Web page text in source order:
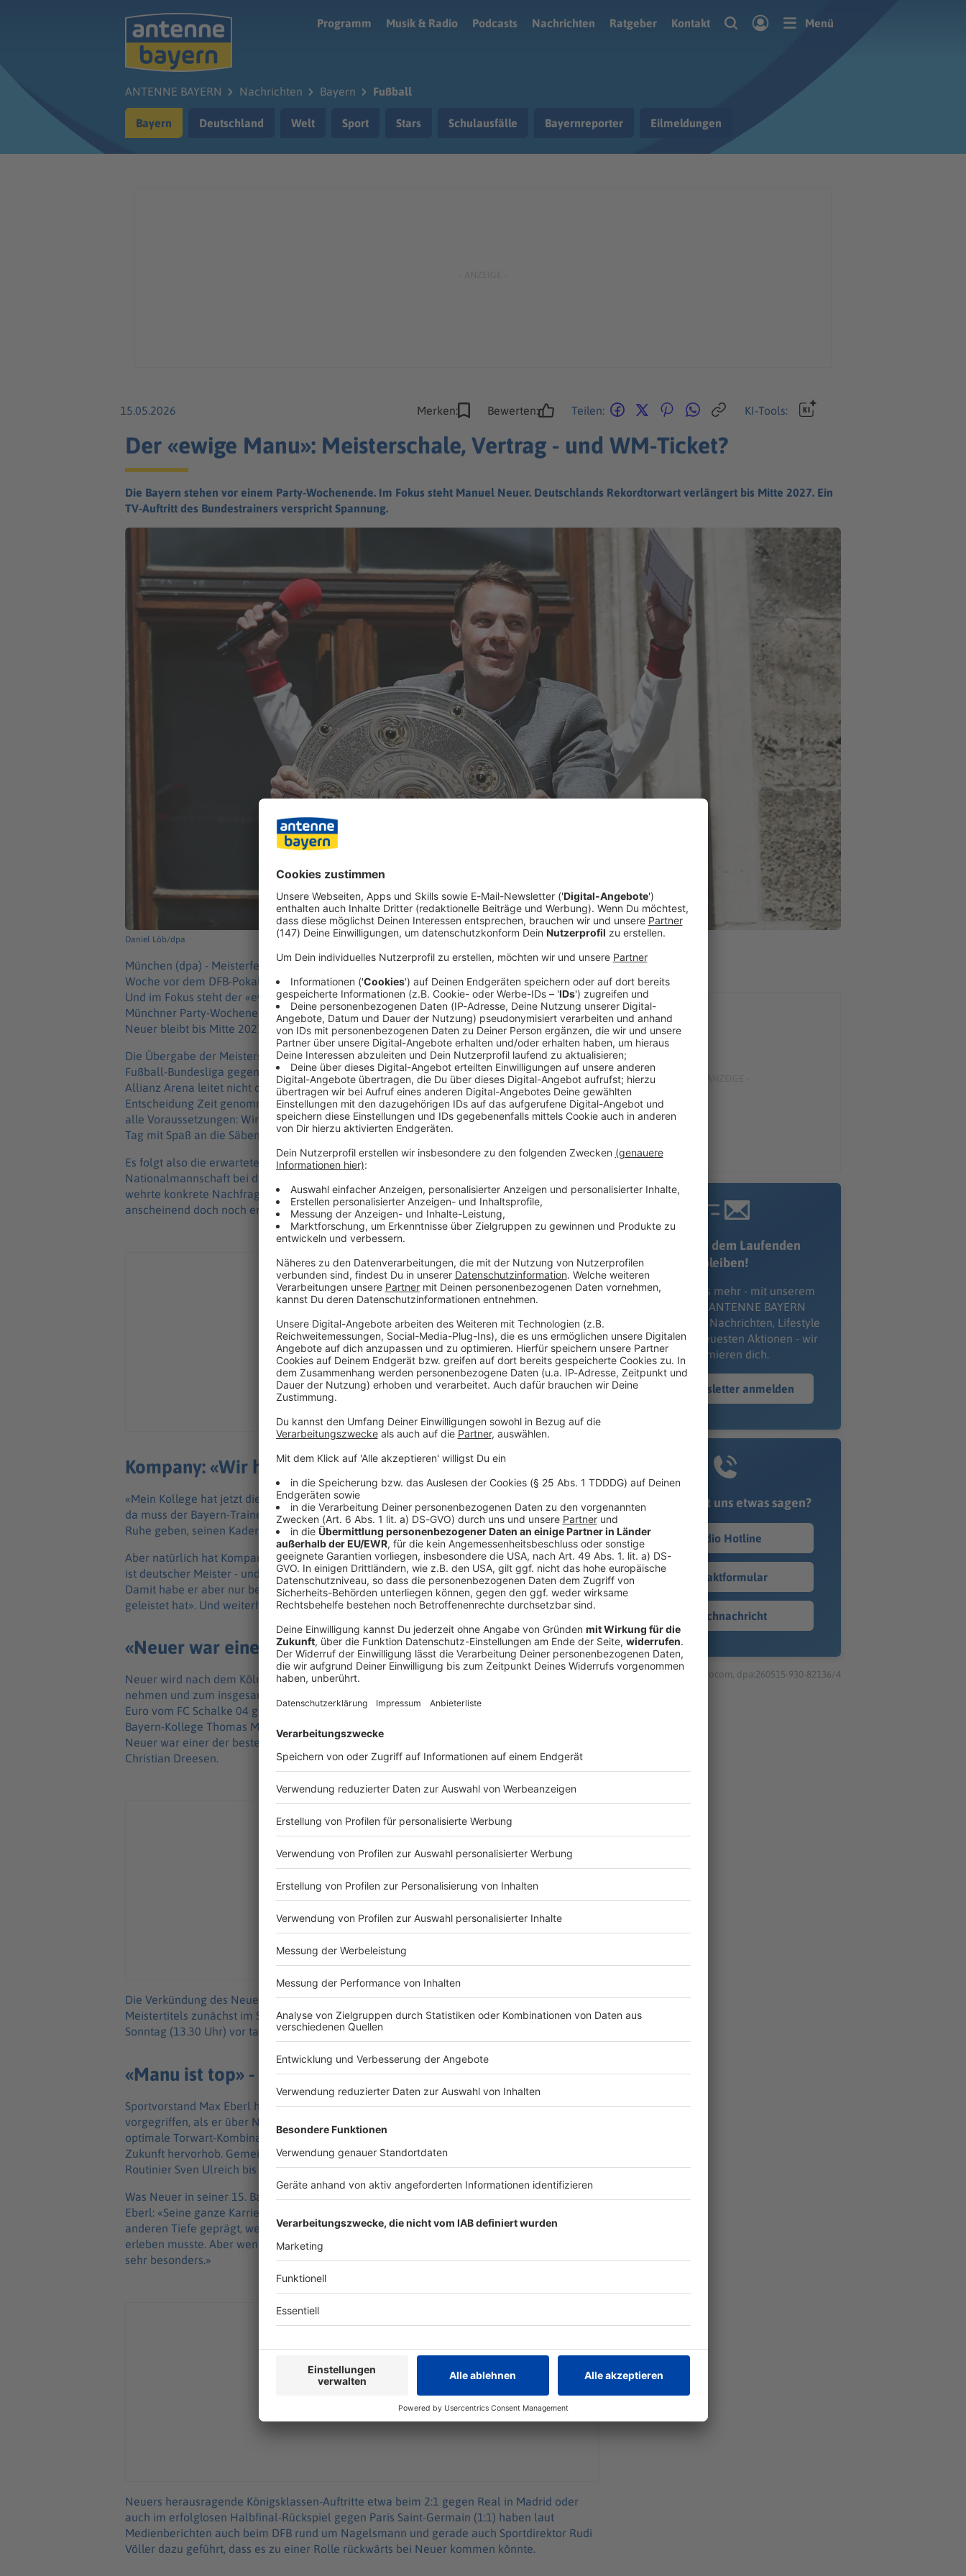
Programm
Musik & Radio Podcasts Nachrichten Ratgeber Kontakt Menü
ANTENNE BAYERN Nachrichten Bayern Fußball
Bayern Deutschland Welt Sport Stars Schulausfälle Bayernreporter Eilmeldungen
15.05.2026 Merken: Bewerten: Teilen: KI-Tools:
Der «ewige Manu»: Meisterschale, Vertrag - und WM-Ticket?
Die Bayern stehen vor einem Party-Wochenende. Im Fokus steht Manuel Neuer. Deutschlands Rekordtorwart verlängert bis Mitte 2027. Ein
TV-Auftritt des Bundestrainers verspricht Spannung.
Daniel Löb/dpa
München (dpa) - Meisterfeier, Bierduschen, Rathausbalkon - beim FC Bayern steht eine
Woche vor dem DFB-Pokalfinale in Berlin schon mal ein bestens eingeübtes Party-Ritual an.
Und im Fokus steht der «ewige Manu». Der 40 Jahre alte Kapitän und Torwart läutete das
Münchner Party-Wochenende mit seinem Ja-Wort zur Vertragsverlängerung ein - Manuel
Neuer bleibt bis Mitte 2027.
Die Übergabe der Meisterschale an ihn im Anschluss an das letzte Saisonspiel in der
Fußball-Bundesliga gegen den 1. FC Köln am Samstag (15.30 Uhr/Sky) in der ausverkauften
Allianz Arena leitet nicht das Ende seiner einzigartigen Karriere ein. «Ich habe mir für die
Entscheidung Zeit genommen und freue mich jetzt sehr», äußerte Neuer: «Hier stimmen
alle Voraussetzungen: Wir können mit dieser Mannschaft jeden schlagen, ich fahre jeden
Tag mit Spaß an die Säbener Straße und bringe meine Leistung.»
Es folgt also die erwartete Zugabe, definitiv im Bayern-Tor - und womöglich auch in der
Nationalmannschaft bei der WM in diesem Sommer? Bayern-Coach Vincent Kompany
wehrte konkrete Nachfragen zu einem von Bundestrainer Julian Nagelsmann nun
anscheinend doch noch erwogenen DFB-Comeback von Neuer gewohnt charmant ab.
Kompany: «Wir haben den besten deutschen Torwart»
«Mein Kollege hat jetzt diesen vollen Druck, den Kader zusammenzustellen für die WM. Und
da muss der Bayern-Trainer nicht noch mal eine Meinung dazu sagen. Ich würde ihm die
Ruhe geben, seinen Kader zu bauen», sagte Kompany in Richtung Nagelsmann.
Aber natürlich hat Kompany eine Meinung zum deutschen Torwart-Ranking. «Der FC Bayern
ist deutscher Meister - und wir haben den besten deutschen Torwart», sagte der Belgier.
Damit habe er aber nur beantwortet, was Neuer «für mich, für uns, für diesen Verein
geleistet hat». Und weiterhin leisten soll.
«Neuer war einer der besten Transfers»
Neuer wird nach dem Köln-Spiel im rot-weißen Konfettiregen die Meisterschale in Empfang
nehmen und zum insgesamt 13. Mal in den Händen halten. Der 2011 für rund 30 Millionen
Euro vom FC Schalke 04 gekommene Torwart ist damit Spieler-Rekordmeister neben Ex-
Bayern-Kollege Thomas Müller. Und es muss nicht die letzte Meisterfeier sein. «Manuel
Neuer war einer der besten Transfers unserer Vereinsgeschichte», sagte Vorstandschef Jan-
Christian Dreesen.
Die Verkündung des Neuer-Vertrages kam rund 24 Stunden vor den Feiern des 35.
Meistertitels zunächst im Stadion, danach am Münchner Nockherberg und schließlich am
Sonntag (13.30 Uhr) vor tausenden Fans auf dem Rathausplatz.
«Manu ist top» - Vertrag bis 2027
Sportvorstand Max Eberl hatte den Abläufen am Freitagvormittag schon mal verbal
vorgegriffen, als er über Neuers nach wie vor großen sportlichen Wert und vor allem die
optimale Torwart-Kombination mit dem 22 Jahre alten Jonas Urbig als Nummer eins der
Zukunft hervorhob. Gemeinsam mit Neuer verlängerte übrigens auch noch Torwart-
Routinier Sven Ulreich bis 2027.
Was Neuer in seiner 15. Bayern-Saison geleistet habe, «das ist wirklich besonders», sagte
Eberl: «Seine ganze Karriere ist außergewöhnlich. Von Höhen, aber auch der einen oder
anderen Tiefe geprägt, wenn man an die Verletzungen denkt oder die Unfälle, die er
erleben musste. Aber wenn man sieht, wie er in der Champions League agiert, ist das schon
sehr besonders.»
Neuers herausragende Königsklassen-Auftritte etwa beim 2:1 gegen Real in Madrid oder
auch im erfolglosen Halbfinal-Rückspiel gegen Paris Saint-Germain (1:1) haben laut
Medienberichten auch beim DFB rund um Nagelsmann und gerade auch Sportdirektor Rudi
Völler dazu geführt, dass es zu einer Rolle rückwärts bei Neuer kommen könnte.
Immer auf dem Laufenden
bleiben!
Verpass' nichts mehr - mit unserem
kostenlosen ANTENNE BAYERN
Newsletter. Ob Nachrichten, Lifestyle
oder unsere neuesten Aktionen - wir
informieren dich.
Zum Newsletter anmelden
Du möchtest uns etwas sagen?
Studio Hotline
Kontaktformular
Sprachnachricht
© dpa-infocom, dpa:260515-930-82136/4